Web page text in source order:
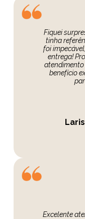
Fiquei
tinha
foi
entrega!
benefício
Excelente